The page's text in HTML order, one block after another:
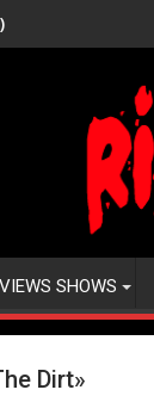
SHOWS
Dirt»